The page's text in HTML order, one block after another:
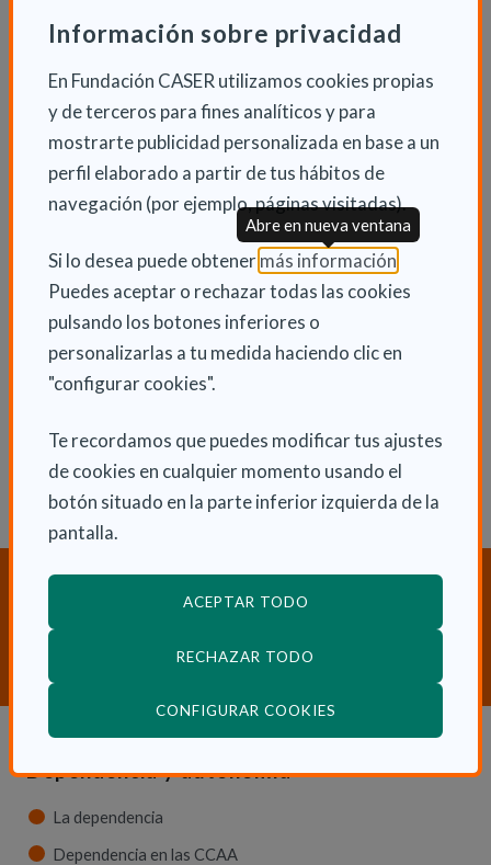
Información sobre privacidad
En Fundación CASER utilizamos cookies propias
y de terceros para fines analíticos y para
mostrarte publicidad personalizada en base a un
perfil elaborado a partir de tus hábitos de
navegación (por ejemplo, páginas visitadas).
Si lo desea puede obtener más información
Puedes aceptar o rechazar todas las cookies
pulsando los botones inferiores o
personalizarlas a tu medida haciendo clic en
"configurar cookies".
Te recordamos que puedes modificar tus ajustes
de cookies en cualquier momento usando el
botón situado en la parte inferior izquierda de la
pantalla.
ACEPTAR TODO
RECHAZAR TODO
CONFIGURAR COOKIES (ABRE EN
Abre en nueva ventana
cuentan tanto las propias como las concertadas y
vinculadas al servicio. El nuevo Ejecutivo andaluz ha
considerado este un ámbito de actuación preferencial
por impactar directamente en la vida diaria de las
personas que se encuentran en las residencias así
como en la de sus familias.
INFORMACIÓN ADICIONAL
Mié 29 Mayo 2019
Actualidad
¿Necesitas orientación sobre
Dependencia y Discapacidad?
CONTACTA CON NOSOTROS
Dependencia y autonomía
La dependencia
Dependencia en las CCAA